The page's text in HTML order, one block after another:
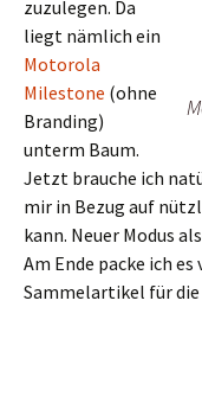
zuzulegen. Da
liegt nämlich ein
Motorola
Milestone (ohne
Branding)
unterm Baum.
Jetzt brauche ich
mir in Bezug auf
kann. Neuer Modus
Am Ende packe ich
Sammelartikel für die